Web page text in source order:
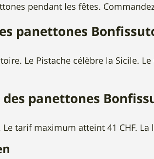
pendant les fêtes.
panettones
Le Pistache célèbre la Sicile.
panettones
Le tarif maximum atteint 41 CHF.